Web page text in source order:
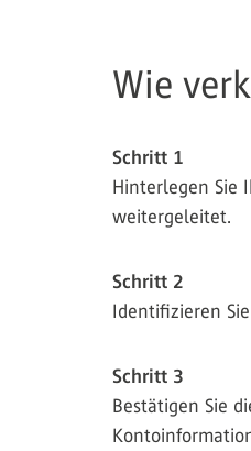
Wie
Schritt 1
Hinterlegen Sie
weitergeleitet.
Schritt 2
Identifizieren
Schritt 3
Bestätigen Sie